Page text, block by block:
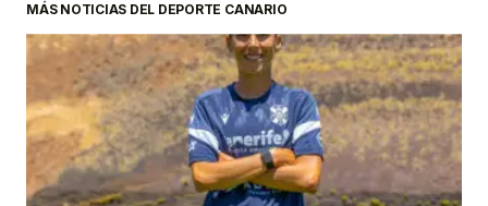
MÁS NOTICIAS DEL DEPORTE CANARIO